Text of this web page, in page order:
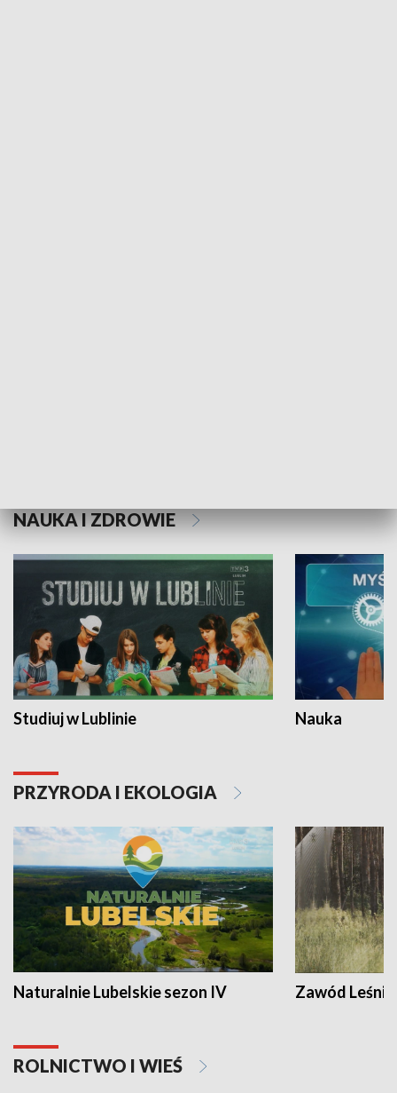
NAUKA I ZDROWIE
Studiuj w Lublinie Nauka
PRZYRODA I EKOLOGIA
Naturalnie Lubelskie sezon IV Zawód Leśnik
ROLNICTWO I WIEŚ